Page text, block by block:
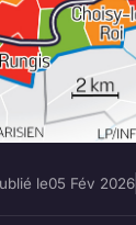
le05 Fév 2026